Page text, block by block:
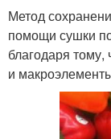
Метод
помощи сушки
благодаря тому,
и